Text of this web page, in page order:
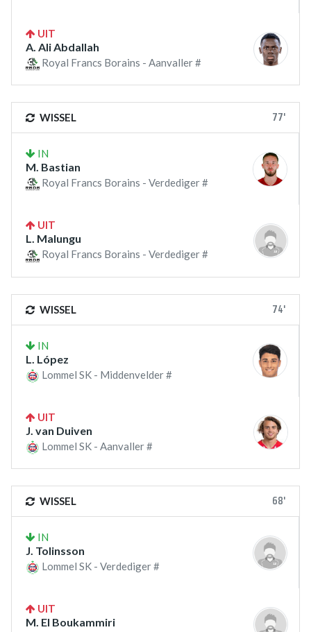
UIT
A. Ali Abdallah
Royal Francs Borains - Aanvaller #
WISSEL 77'
IN
M. Bastian
Royal Francs Borains - Verdediger #
UIT
L. Malungu
Royal Francs Borains - Verdediger #
WISSEL 74'
IN
L. López
Lommel SK - Middenvelder #
UIT
J. van Duiven
Lommel SK - Aanvaller #
WISSEL 68'
IN
J. Tolinsson
Lommel SK - Verdediger #
UIT
M. El Boukammiri